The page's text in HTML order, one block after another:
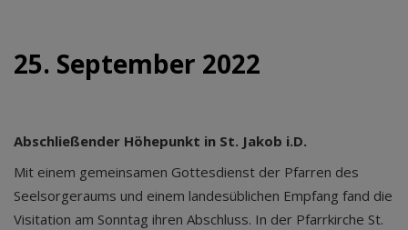
25. September 2022
Abschließender Höhepunkt in St. Jakob i.D.
Mit einem gemeinsamen Gottesdienst der Pfarren des
Seelsorgeraums und einem landesüblichen Empfang fand die
Visitation am Sonntag ihren Abschluss. In der Pfarrkirche St.